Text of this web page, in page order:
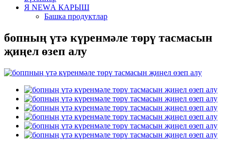
Я NEWА КАРЫШ
Башка продуктлар
бопның үтә күренмәле төрү тасмасын
җиңел өзеп алу